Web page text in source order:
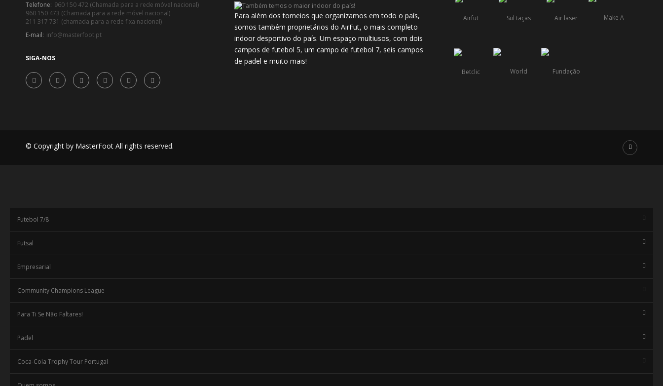
Telefone: 960 150 472 (Chamada para a rede móvel nacional)
960 150 473 (Chamada para a rede móvel nacional)
211 317 731 (chamada para a rede fixa nacional)
E-mail: info@masterfoot.pt
SIGA-NOS
Para além dos torneios que organizamos em todo o país,
somos também proprietários do AirFut, o mais completo
indoor desportivo do país. Um espaço multiusos, com dois
campos de futebol 5, um campo de futebol 7, seis campos
de padel e muito mais!
© Copyright by MasterFoot All rights reserved.
Futebol 7/8
Futsal
Empresarial
Community Champions League
Para Ti Se Não Faltares!
Padel
Coca-Cola Trophy Tour Portugal